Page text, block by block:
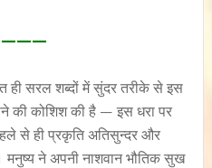
ही सरल शब्दों में सुंदर तरीके से इस
की कोशिश की है — इस धरा पर
से ही प्रकृति अतिसुन्दर और
ने अपनी नाशवान भौतिक सुख